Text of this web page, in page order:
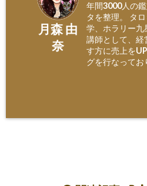
月森 由
奈
年間3000人の
タを整理。 タ
学、ホラリー九
講師として、経
す方に売上を
グを行なってお